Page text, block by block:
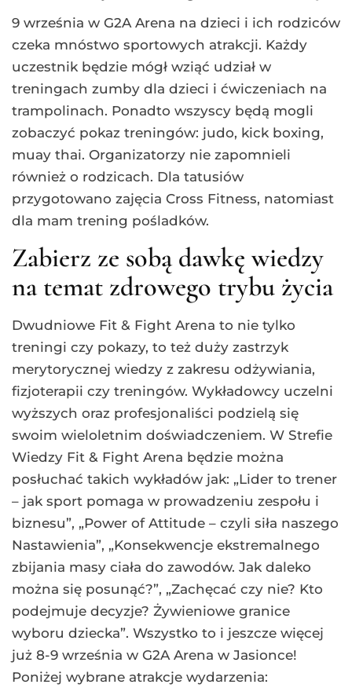
9 września w G2A Arena na dzieci i ich rodziców
czeka mnóstwo sportowych atrakcji. Każdy
uczestnik będzie mógł wziąć udział w
treningach zumby dla dzieci i ćwiczeniach na
trampolinach. Ponadto wszyscy będą mogli
zobaczyć pokaz treningów: judo, kick boxing,
muay thai. Organizatorzy nie zapomnieli
również o rodzicach. Dla tatusiów
przygotowano zajęcia Cross Fitness, natomiast
dla mam trening pośladków.
Zabierz ze sobą dawkę wiedzy
na temat zdrowego trybu życia
Dwudniowe Fit & Fight Arena to nie tylko
treningi czy pokazy, to też duży zastrzyk
merytorycznej wiedzy z zakresu odżywiania,
fizjoterapii czy treningów. Wykładowcy uczelni
wyższych oraz profesjonaliści podzielą się
swoim wieloletnim doświadczeniem. W Strefie
Wiedzy Fit & Fight Arena będzie można
posłuchać takich wykładów jak: „Lider to trener
– jak sport pomaga w prowadzeniu zespołu i
biznesu”, „Power of Attitude – czyli siła naszego
Nastawienia”, „Konsekwencje ekstremalnego
zbijania masy ciała do zawodów. Jak daleko
można się posunąć?”, „Zachęcać czy nie? Kto
podejmuje decyzje? Żywieniowe granice
wyboru dziecka”. Wszystko to i jeszcze więcej
już 8-9 września w G2A Arena w Jasionce!
Poniżej wybrane atrakcje wydarzenia: